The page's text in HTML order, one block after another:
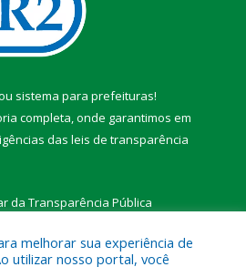
sistema para prefeituras!
completa, onde garantimos em
das leis de transparência
da Transparência Pública
melhorar sua experiência de
utilizar nosso portal, você